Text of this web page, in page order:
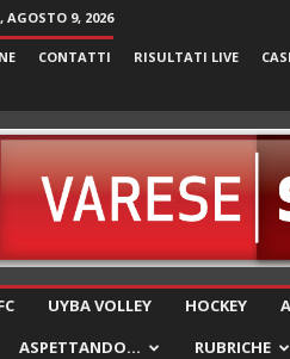
AGOSTO 9, 2026
CONTATTI RISULTATI LIVE
UYBA VOLLEY HOCKEY
ASPETTANDO… RUBRICHE